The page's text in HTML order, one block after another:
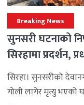
Breaking News
सुनसरी घटनाको
सिरहामा प्रदर्शन,
माग
सिरहा। सुनसरीको
गोली लागेर मृत्यु भएको